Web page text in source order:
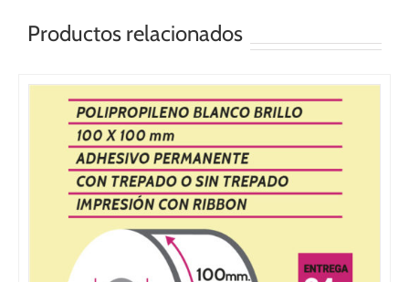
Productos relacionados